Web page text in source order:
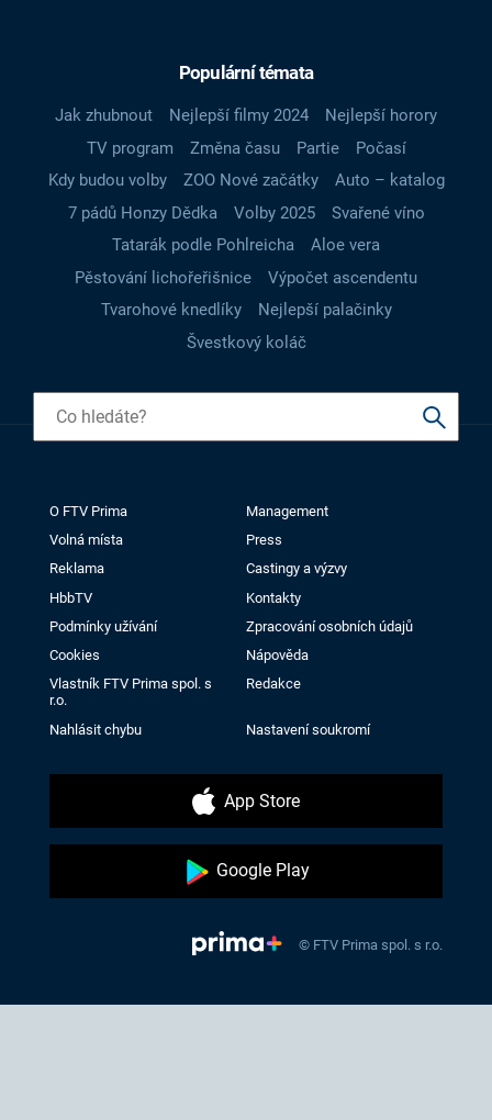
Populární témata
Jak zhubnout Nejlepší filmy 2024
Nejlepší horory
TV program
Změna času Partie
Počasí
Kdy budou volby
ZOO Nové začátky
Auto – katalog
7 pádů Honzy Dědka
Volby 2025
Svařené víno
Tatarák podle Pohlreicha
Aloe vera
Pěstování lichořeřišnice
Výpočet ascendentu
Tvarohové knedlíky
Nejlepší palačinky
Švestkový koláč
O FTV Prima
Management
Volná místa
Press
Reklama
Castingy a výzvy
HbbTV
Kontakty
Podmínky užívání
Zpracování osobních údajů
Cookies
Nápověda
Vlastník FTV Prima spol. s
r.o.
Redakce
Nahlásit chybu Nastavení soukromí
App Store
Google Play
© FTV Prima spol. s r.o.